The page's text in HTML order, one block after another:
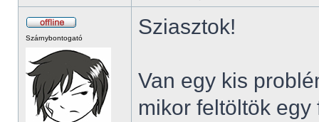
Szárnybontogató Sziasztok!
Van egy kis
mikor feltöltök